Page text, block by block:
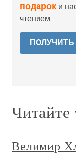
подарок и
чтением
Читайте
Велимир